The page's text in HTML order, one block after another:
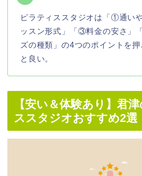
ピラティススタジオは「①通い
ッスン形式」「③料金の安さ」
ズの種類」の4つのポイントを
と良い。
【安い＆体験あり】君
ススタジオおすすめ2選